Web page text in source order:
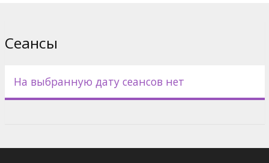
Сеансы
На выбранную дату сеансов нет